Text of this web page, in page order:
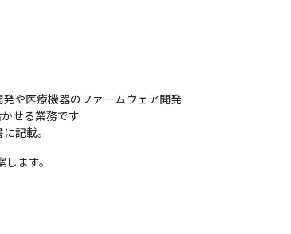
や医療機器のファームウェア開発
せる業務です
記載。
ます。